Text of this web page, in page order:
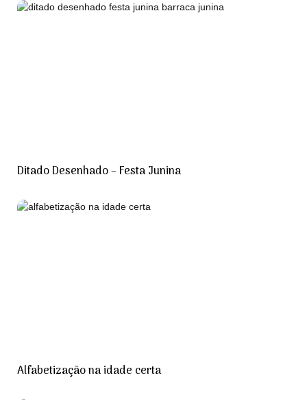
Ditado Desenhado – Festa Junina
Alfabetização na idade certa